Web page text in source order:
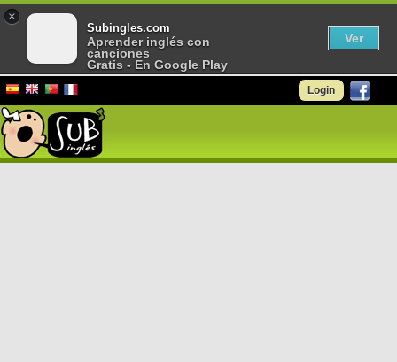
Login
×
Subingles.com
Aprender inglés con
canciones
Gratis - En Google Play
Ver